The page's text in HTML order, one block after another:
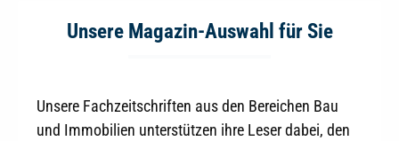
Unsere Magazin-Auswahl für Sie
Unsere Fachzeitschriften aus den Bereichen Bau
und Immobilien unterstützen ihre Leser dabei, den